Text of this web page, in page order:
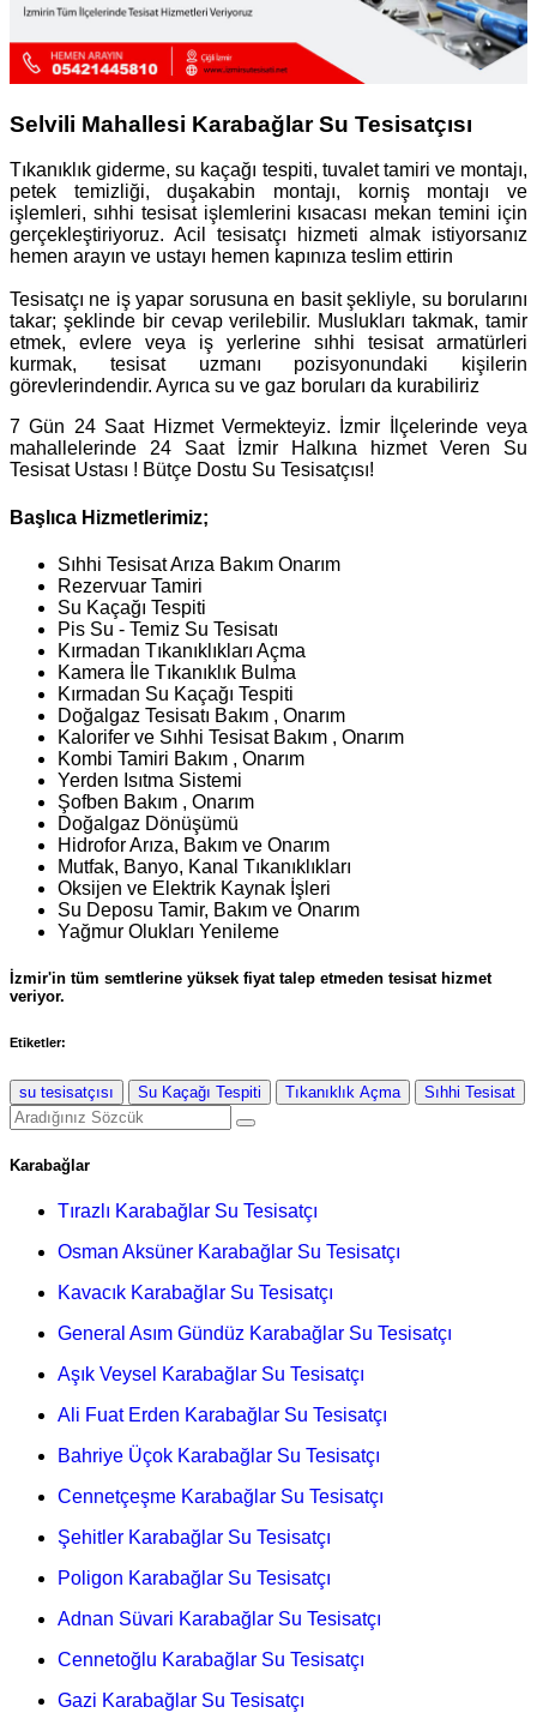
Selvili Mahallesi Karabağlar Su Tesisatçısı
Tıkanıklık giderme, su kaçağı tespiti, tuvalet tamiri ve montajı,
petek temizliği, duşakabin montajı, korniş montajı ve
işlemleri, sıhhi tesisat işlemlerini kısacası mekan temini için
gerçekleştiriyoruz. Acil tesisatçı hizmeti almak istiyorsanız
hemen arayın ve ustayı hemen kapınıza teslim ettirin
Tesisatçı ne iş yapar sorusuna en basit şekliyle, su borularını
takar; şeklinde bir cevap verilebilir. Muslukları takmak, tamir
etmek, evlere veya iş yerlerine sıhhi tesisat armatürleri
kurmak, tesisat uzmanı pozisyonundaki kişilerin
görevlerindendir. Ayrıca su ve gaz boruları da kurabiliriz
7 Gün 24 Saat Hizmet Vermekteyiz. İzmir İlçelerinde veya
mahallelerinde 24 Saat İzmir Halkına hizmet Veren Su
Tesisat Ustası ! Bütçe Dostu Su Tesisatçısı!
Başlıca Hizmetlerimiz;
Sıhhi Tesisat Arıza Bakım Onarım
Rezervuar Tamiri
Su Kaçağı Tespiti
Pis Su - Temiz Su Tesisatı
Kırmadan Tıkanıklıkları Açma
Kamera İle Tıkanıklık Bulma
Kırmadan Su Kaçağı Tespiti
Doğalgaz Tesisatı Bakım , Onarım
Kalorifer ve Sıhhi Tesisat Bakım , Onarım
Kombi Tamiri Bakım , Onarım
Yerden Isıtma Sistemi
Şofben Bakım , Onarım
Doğalgaz Dönüşümü
Hidrofor Arıza, Bakım ve Onarım
Mutfak, Banyo, Kanal Tıkanıklıkları
Oksijen ve Elektrik Kaynak İşleri
Su Deposu Tamir, Bakım ve Onarım
Yağmur Olukları Yenileme
İzmir'in tüm semtlerine yüksek fiyat talep etmeden tesisat hizmet
veriyor.
Etiketler:
su tesisatçısı Su Kaçağı Tespiti Tıkanıklık Açma Sıhhi Tesisat
Karabağlar
Tırazlı Karabağlar Su Tesisatçı
Osman Aksüner Karabağlar Su Tesisatçı
Kavacık Karabağlar Su Tesisatçı
General Asım Gündüz Karabağlar Su Tesisatçı
Aşık Veysel Karabağlar Su Tesisatçı
Ali Fuat Erden Karabağlar Su Tesisatçı
Bahriye Üçok Karabağlar Su Tesisatçı
Cennetçeşme Karabağlar Su Tesisatçı
Şehitler Karabağlar Su Tesisatçı
Poligon Karabağlar Su Tesisatçı
Adnan Süvari Karabağlar Su Tesisatçı
Cennetoğlu Karabağlar Su Tesisatçı
Gazi Karabağlar Su Tesisatçı